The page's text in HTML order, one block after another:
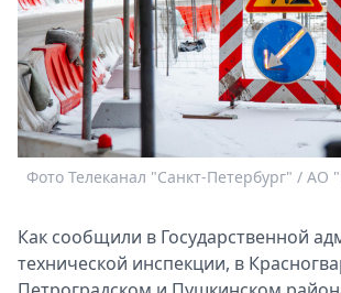
релизы
О
Metro
Стримы
Спецпроекты
Звезды
Выборы
Скачай
Metro
Фото Телеканал "Санкт-Петербург" / АО
Как сообщили в Государственной
технической инспекции, в